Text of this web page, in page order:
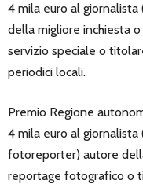
4 mila euro al
della migliore inchiesta
servizio speciale o
periodici locali.
Premio Regione
4 mila euro al
fotoreporter) autore
reportage fotografico o